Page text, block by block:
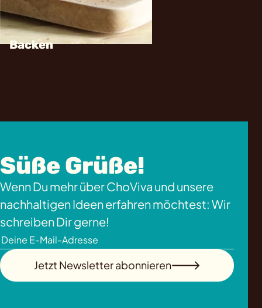
Backen
Süße Grüße!
Wenn Du mehr über ChoViva und unsere
nachhaltigen Ideen erfahren möchtest: Wir
schreiben Dir gerne!
Jetzt Newsletter abonnieren